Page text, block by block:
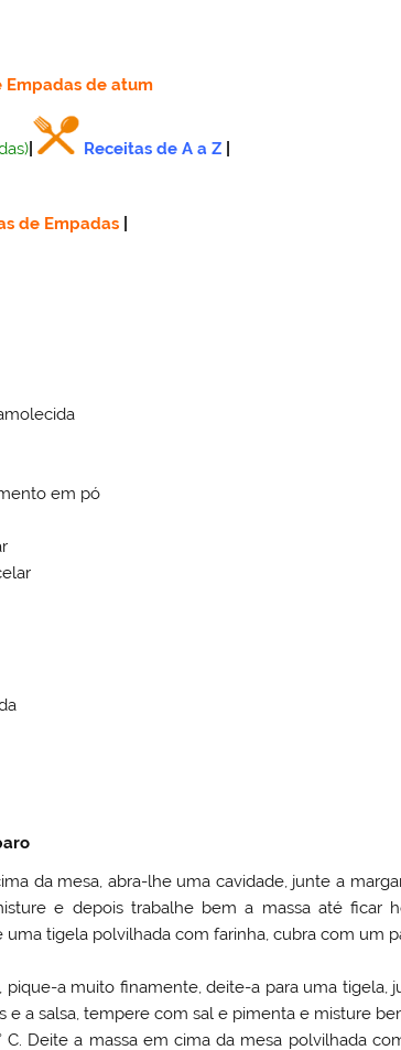
Empadas de atum
Receitas de A a Z
de Empadas
em pó
da mesa, abra-lhe uma cavidade, junte a
e depois trabalhe bem a massa até ficar
tigela polvilhada com farinha, cubra com um
pique-a muito finamente, deite-a para uma tigela,
e a salsa, tempere com sal e pimenta e misture
C. Deite a massa em cima da mesa polvilhada